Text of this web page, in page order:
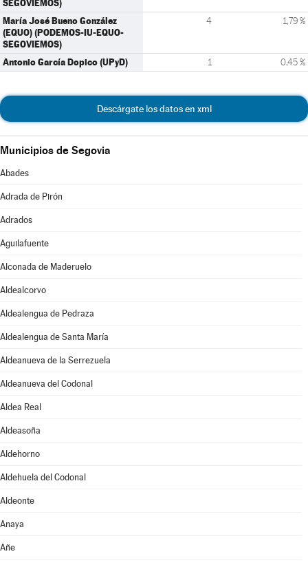
SEGOVIEMOS)
María José Bueno González
(EQUO) (PODEMOS-IU-EQUO-
SEGOVIEMOS)
4 1,79 %
Antonio García Dopico (UPyD) 1 0,45 %
Descárgate los datos en xml
Municipios de Segovia
Abades
Adrada de Pirón
Adrados
Aguilafuente
Alconada de Maderuelo
Aldealcorvo
Aldealengua de Pedraza
Aldealengua de Santa María
Aldeanueva de la Serrezuela
Aldeanueva del Codonal
Aldea Real
Aldeasoña
Aldehorno
Aldehuela del Codonal
Aldeonte
Anaya
Añe